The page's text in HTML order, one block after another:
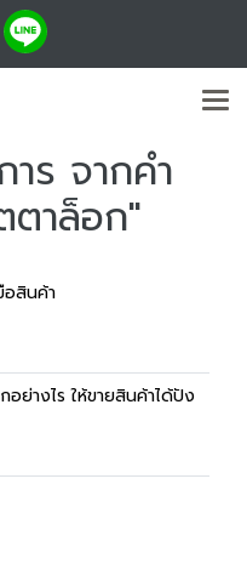
ร จากคำ
าล็อก"
สินค้า
ย่างไร ให้ขายสินค้าได้ปัง